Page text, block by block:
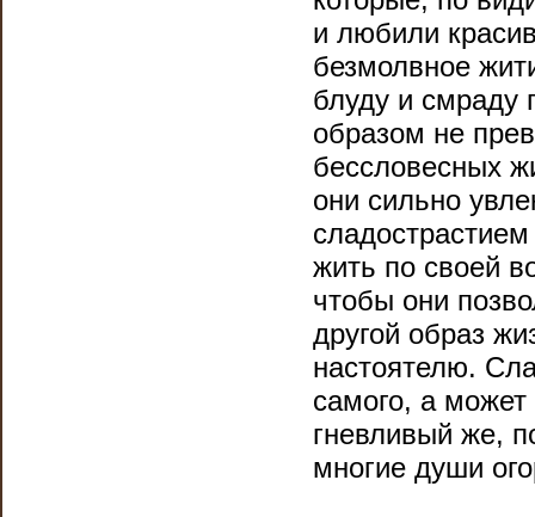
и любили
безмолвное
блуду и смраду
образом не
бессловесных
они сильно
жить по своей
чтобы они
другой образ
настоятелю.
самого, а может
гневливый же,
многие души